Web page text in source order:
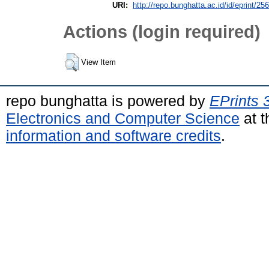
URI: http://repo.bunghatta.ac.id/id/eprint/
Actions (login required)
View Item
repo bunghatta is powered by EPrints
Electronics and Computer Science at
information and software credits.